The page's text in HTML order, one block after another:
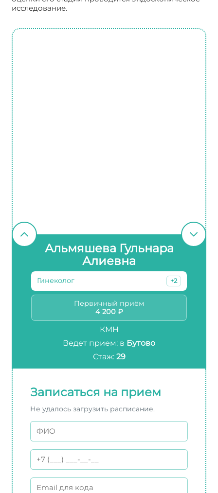
исследование.
Альмяшева Гульнара
Алиевна
Гинеколог +2
Первичный приём
4 200 ₽
КМН
Ведет прием: в Бутово
Стаж: 29
Записаться на прием
Не удалось загрузить расписание.